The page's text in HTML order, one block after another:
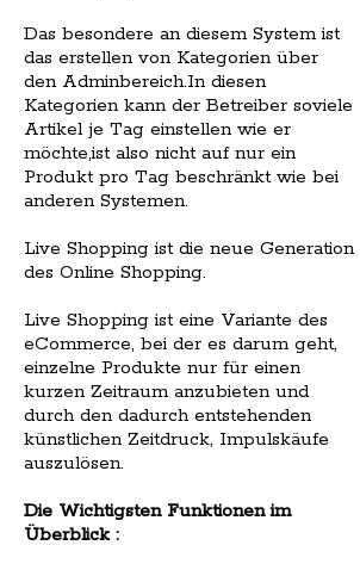
Das besondere an diesem System ist
das erstellen von Kategorien über
den Adminbereich.In diesen
Kategorien kann der Betreiber soviele
Artikel je Tag einstellen wie er
möchte,ist also nicht auf nur ein
Produkt pro Tag beschränkt wie bei
anderen Systemen.
Live Shopping ist die neue Generation
des Online Shopping.
Live Shopping ist eine Variante des
eCommerce, bei der es darum geht,
einzelne Produkte nur für einen
kurzen Zeitraum anzubieten und
durch den dadurch entstehenden
künstlichen Zeitdruck, Impulskäufe
auszulösen.
Die Wichtigsten Funktionen im
Überblick :